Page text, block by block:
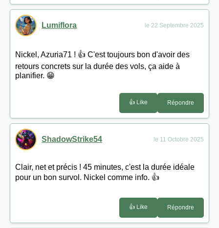
Lumiflora le 22 Septembre 2025
Nickel, Azuria71 ! 👍 C'est toujours bon d'avoir des
retours concrets sur la durée des vols, ça aide à
planifier. 😁
👍 Like Répondre
ShadowStrike54 le 11 Octobre 2025
Clair, net et précis ! 45 minutes, c'est la durée idéale
pour un bon survol. Nickel comme info. 👍
👍 Like Répondre